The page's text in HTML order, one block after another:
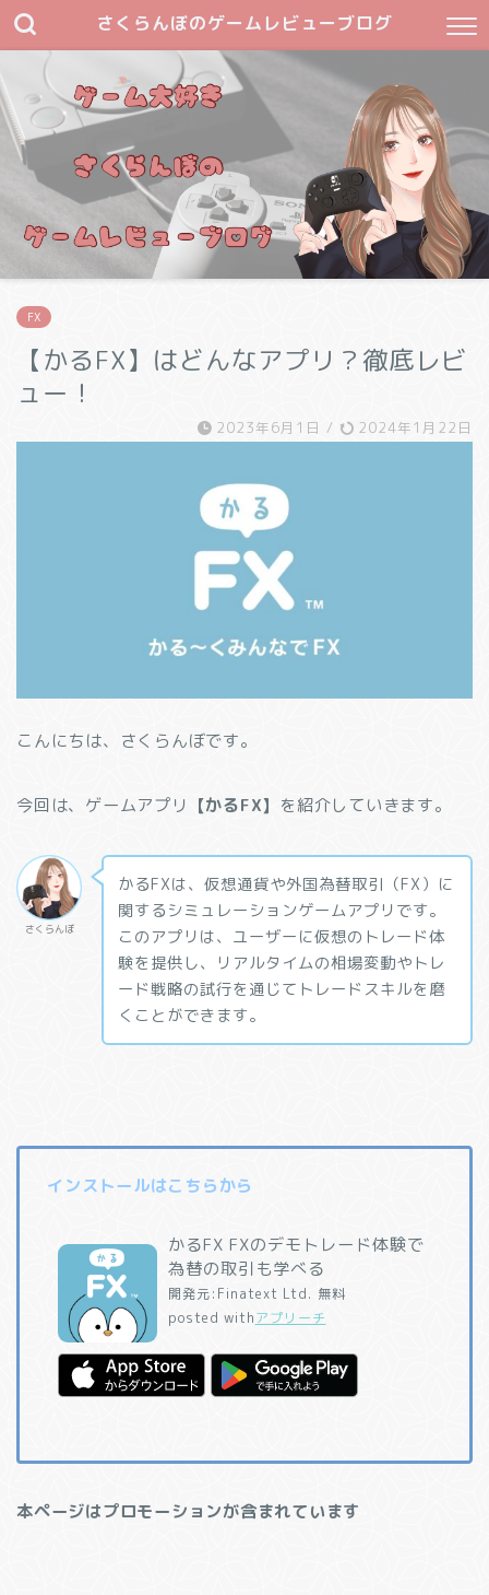
さくらんぼのゲームレビューブログ
FX
【かるFX】はどんなアプリ？徹底レビ
ュー！
2023年6月1日 / 2024年1月22日
こんにちは、さくらんぼです。
今回は、ゲームアプリ 【かるFX】 を紹介していきます。
さくらんぼ
かるFXは、仮想通貨や外国為替取引（FX）に
関するシミュレーションゲームアプリです。
このアプリは、ユーザーに仮想のトレード体
験を提供し、リアルタイムの相場変動やトレ
ード戦略の試行を通じてトレードスキルを磨
くことができます。
インストールはこちらから
かるFX FXのデモトレード体験で
為替の取引も学べる
開発元: Finatext Ltd. 無料
posted withアプリーチ
本ページはプロモーションが含まれています